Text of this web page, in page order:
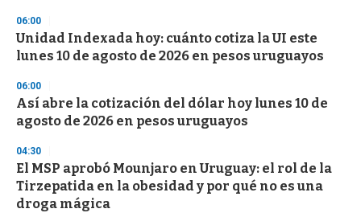
06:00
Unidad Indexada hoy: cuánto cotiza la UI este
lunes 10 de agosto de 2026 en pesos uruguayos
06:00
Así abre la cotización del dólar hoy lunes 10 de
agosto de 2026 en pesos uruguayos
04:30
El MSP aprobó Mounjaro en Uruguay: el rol de la
Tirzepatida en la obesidad y por qué no es una
droga mágica